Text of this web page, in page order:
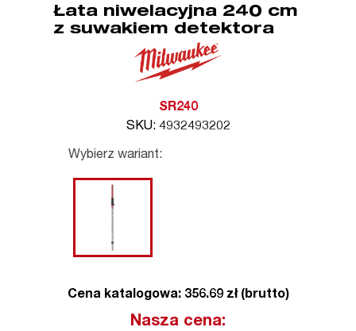
Łata niwelacyjna 240 cm
z suwakiem detektora
SR240
SKU: 4932493202
Wybierz wariant:
Cena katalogowa: 356.69 zł (brutto)
Nasza cena: